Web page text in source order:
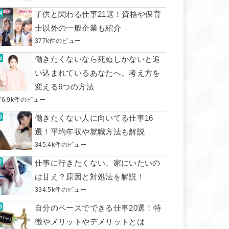
子供と関わる仕事21選！資格や保育
士以外の一般企業も紹介
377k件のビュー
働きたくないなら死ぬしかないと追
い込まれているあなたへ。考え方を
変える6つの方法
件のビュー
働きたくない人に向いてる仕事16
選！平均年収や就職方法も解説
345.4k件のビュー
仕事に行きたくない、家にいたいの
は甘え？原因と対処法を解説！
334.5k件のビュー
自分のペースでできる仕事20選！特
徴やメリットやデメリットとは